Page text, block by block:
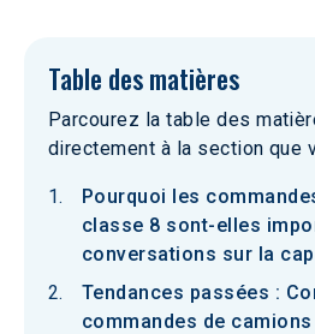
Table des matières
Parcourez la table des
directement à la section que
Pourquoi les
classe 8 sont-elles
conversations sur la
Tendances passées :
commandes de